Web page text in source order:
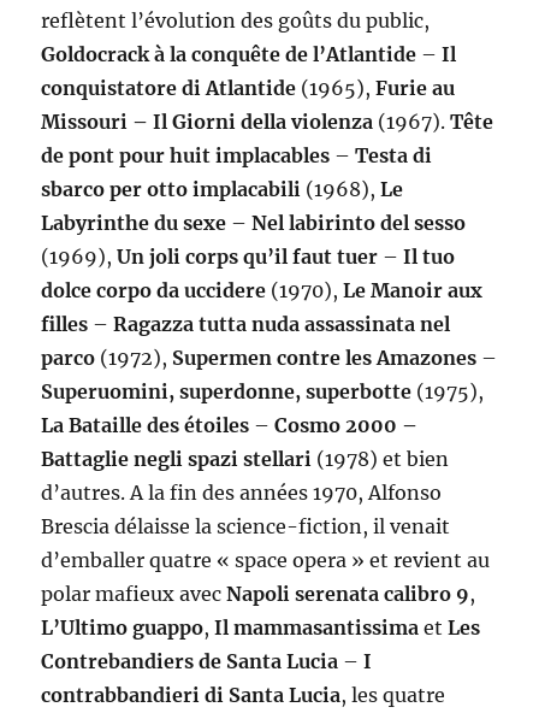
reflètent l’évolution des goûts du public,
Goldocrack à la conquête de l’Atlantide – Il
conquistatore di Atlantide (1965),Furie au
Missouri – Il Giorni della violenza (1967).Tête
de pont pour huit implacables – Testa di
sbarco per otto implacabili (1968),Le
Labyrinthe du sexe – Nel labirinto del sesso
(1969),Un joli corps qu’il faut tuer – Il tuo
dolce corpo da uccidere (1970),Le Manoir aux
filles – Ragazza tutta nuda assassinata nel
parco (1972), Supermen contre les Amazones –
Superuomini, superdonne, superbotte (1975),
La Bataille des étoiles – Cosmo 2000 –
Battaglie negli spazi stellari (1978) et bien
d’autres. A la fin des années 1970, Alfonso
Brescia délaisse la science-fiction, il venait
d’emballer quatre « space opera » et revient au
polar mafieux avecNapoli serenata calibro 9,
L’Ultimo guappo, Il mammasantissima et Les
Contrebandiers de Santa Lucia – I
contrabbandieri di Santa Lucia, les quatre